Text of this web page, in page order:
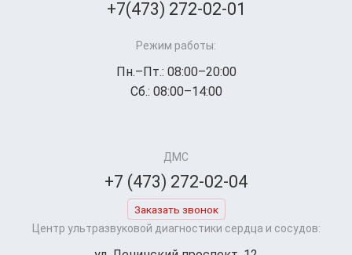
+7(473) 272-02-01
Режим работы:
Пн.–Пт.: 08:00–20:00
Сб.: 08:00–14:00
ДМС
+7 (473) 272-02-04
Заказать звонок
Центр ультразвуковой диагностики сердца и сосудов: